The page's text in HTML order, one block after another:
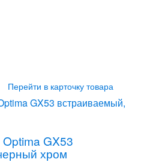
Перейти в карточку товара
GX53
хром